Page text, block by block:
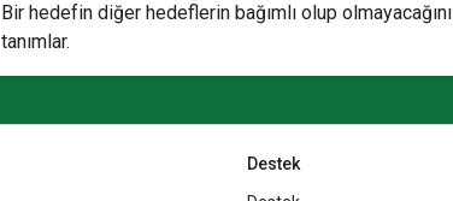
Bir hedefin diğer hedeflerin bağımlı olup olmayacağını
tanımlar.
Destek